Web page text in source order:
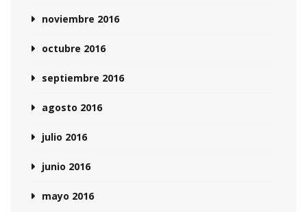
noviembre 2016
octubre 2016
septiembre 2016
agosto 2016
julio 2016
junio 2016
mayo 2016